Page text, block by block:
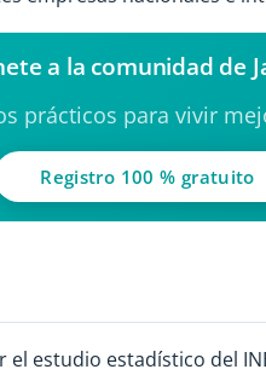
a la comunidad de
prácticos para vivir
Registro 100 % gratuito
estudio estadístico del